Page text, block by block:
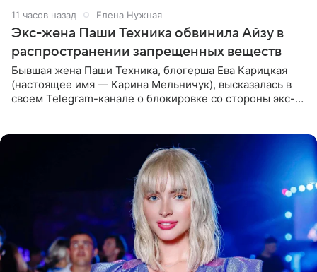
11 часов назад Елена Нужная
Экс-жена Паши Техника обвинила Айзу в
распространении запрещенных веществ
Бывшая жена Паши Техника, блогерша Ева Карицкая
(настоящее имя — Карина Мельничук), высказалась в
своем Telegram-канале о блокировке со стороны экс-